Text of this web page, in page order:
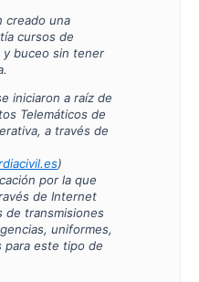
creado una
cursos de
y buceo sin tener
iniciaron a raíz de
Telemáticos de
a través de
)
por la que
de Internet
de transmisiones
uniformes,
este tipo de